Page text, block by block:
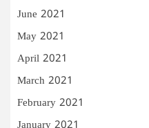
June 2021
May 2021
April 2021
March 2021
February 2021